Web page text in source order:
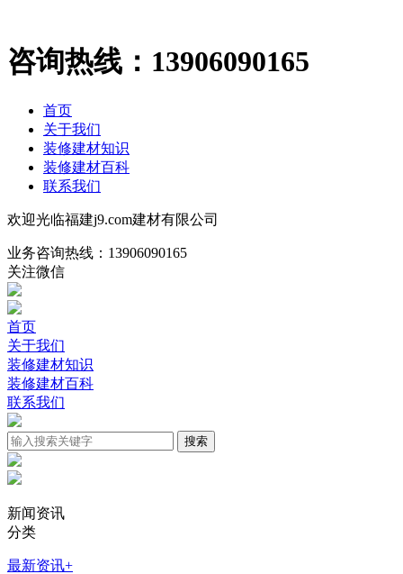
咨询热线： 13906090165
首页
关于我们
装修建材知识
装修建材百科
联系我们
欢迎光临福建j9.com建材有限公司
业务咨询热线： 13906090165
关注微信
首页
关于我们
装修建材知识
装修建材百科
联系我们
新闻资讯
分类
最新资讯+